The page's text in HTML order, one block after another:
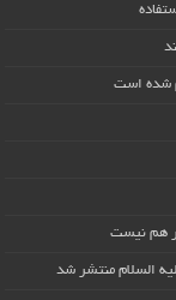
شده است
هم نیست
السلام منتشر شد